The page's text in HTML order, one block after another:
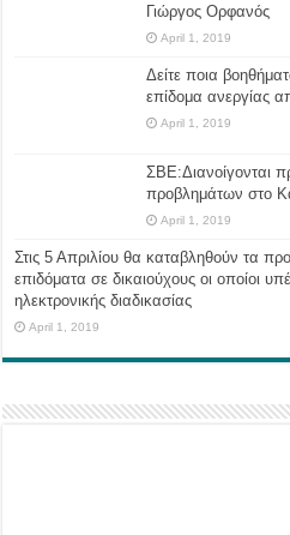
Γιώργος Ορφανός
April 1, 2019
Δείτε ποια
επίδομα ανεργίας
April 1, 2019
ΣΒΕ:Διανοίγονται
προβλημάτων στο
April 1, 2019
Στις 5 Απριλίου θα καταβληθούν τα
επιδόματα σε δικαιούχους οι οποίοι
ηλεκτρονικής διαδικασίας
April 1, 2019